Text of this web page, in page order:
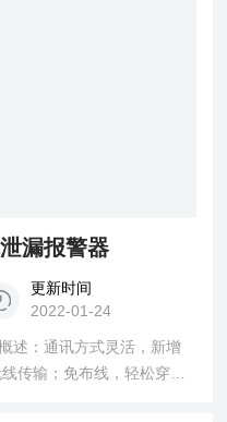
漏报警器
更新时间
2022-01-24
述：通讯方式灵活，新增
传输；免布线，轻松穿